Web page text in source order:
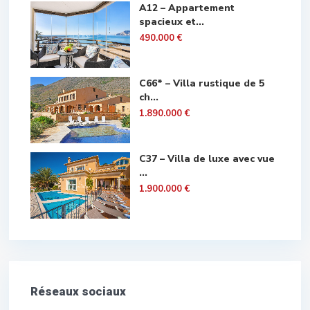
A12 – Appartement
spacieux et...
490.000 €
C66* – Villa rustique de 5
ch...
1.890.000 €
C37 – Villa de luxe avec vue
...
1.900.000 €
Réseaux sociaux